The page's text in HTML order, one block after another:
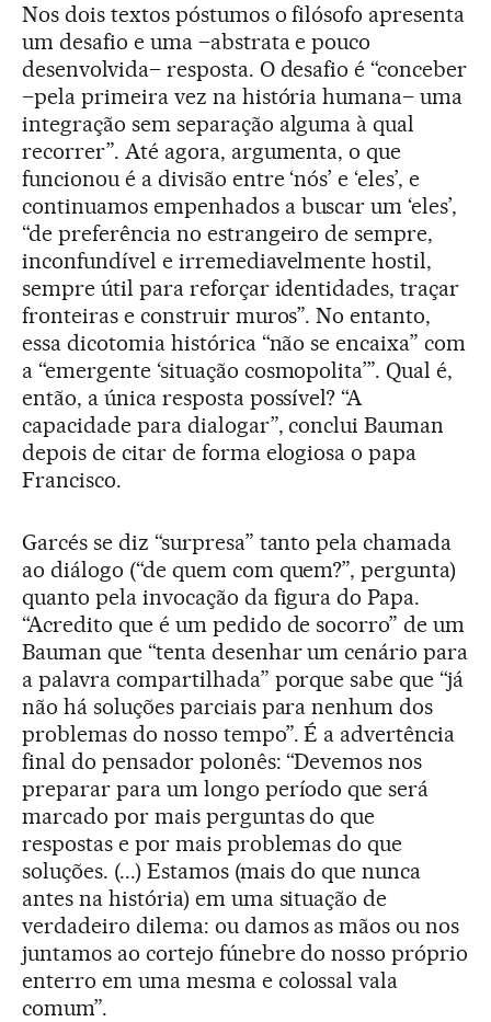
Nos dois textos póstumos o filósofo apresenta
um desafio e uma –abstrata e pouco
desenvolvida– resposta. O desafio é “conceber
–pela primeira vez na história humana– uma
integração sem separação alguma à qual
recorrer”. Até agora, argumenta, o que
funcionou é a divisão entre ‘nós’ e ‘eles’, e
continuamos empenhados a buscar um ‘eles’,
“de preferência no estrangeiro de sempre,
inconfundível e irremediavelmente hostil,
sempre útil para reforçar identidades, traçar
fronteiras e construir muros”. No entanto,
essa dicotomia histórica “não se encaixa” com
a “emergente ‘situação cosmopolita’”. Qual é,
então, a única resposta possível? “A
capacidade para dialogar”, conclui Bauman
depois de citar de forma elogiosa o papa
Francisco.
Garcés se diz “surpresa” tanto pela chamada
ao diálogo (“de quem com quem?”, pergunta)
quanto pela invocação da figura do Papa.
“Acredito que é um pedido de socorro” de um
Bauman que “tenta desenhar um cenário para
a palavra compartilhada” porque sabe que “já
não há soluções parciais para nenhum dos
problemas do nosso tempo”. É a advertência
final do pensador polonês: “Devemos nos
preparar para um longo período que será
marcado por mais perguntas do que
respostas e por mais problemas do que
soluções. (...) Estamos (mais do que nunca
antes na história) em uma situação de
verdadeiro dilema: ou damos as mãos ou nos
juntamos ao cortejo fúnebre do nosso próprio
enterro em uma mesma e colossal vala
comum”.